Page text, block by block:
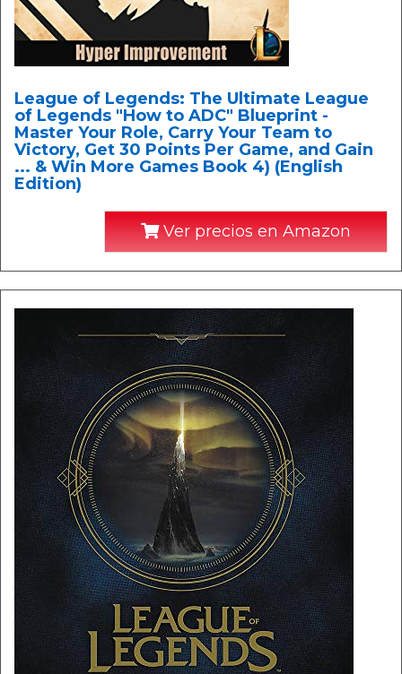
League of Legends: The Ultimate League
of Legends "How to ADC" Blueprint -
Master Your Role, Carry Your Team to
Victory, Get 30 Points Per Game, and Gain
... & Win More Games Book 4) (English
Edition)
Ver precios en Amazon